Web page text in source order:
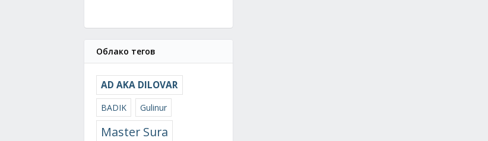
Облако тегов
AD AKA DILOVAR
BADIK Gulinur
Master Sura